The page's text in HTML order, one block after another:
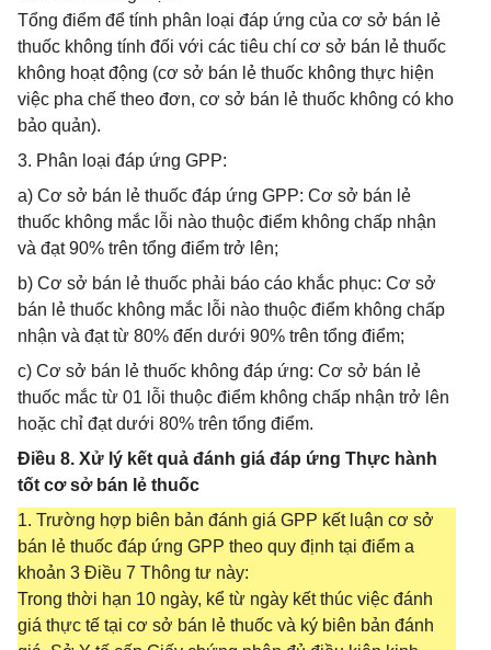
Tổng điểm để tính phân loại đáp ứng của cơ sở bán lẻ
thuốc không tính đối với các tiêu chí cơ sở bán lẻ thuốc
không hoạt động (cơ sở bán lẻ thuốc không thực hiện
việc pha chế theo đơn, cơ sở bán lẻ thuốc không có kho
bảo quản).
3. Phân loại đáp ứng GPP:
a) Cơ sở bán lẻ thuốc đáp ứng GPP: Cơ sở bán lẻ
thuốc không mắc lỗi nào thuộc điểm không chấp nhận
và đạt 90% trên tổng điểm trở lên;
b) Cơ sở bán lẻ thuốc phải báo cáo khắc phục: Cơ sở
bán lẻ thuốc không mắc lỗi nào thuộc điểm không chấp
nhận và đạt từ 80% đến dưới 90% trên tổng điểm;
c) Cơ sở bán lẻ thuốc không đáp ứng: Cơ sở bán lẻ
thuốc mắc từ 01 lỗi thuộc điểm không chấp nhận trở lên
hoặc chỉ đạt dưới 80% trên tổng điểm.
Điều 8. Xử lý kết quả đánh giá đáp ứng Thực hành
tốt cơ sở bán lẻ thuốc
1. Trường hợp biên bản đánh giá GPP kết luận cơ sở
bán lẻ thuốc đáp ứng GPP theo quy định tại điểm a
khoản 3 Điều 7 Thông tư này:
Trong thời hạn 10 ngày, kể từ ngày kết thúc việc đánh
giá thực tế tại cơ sở bán lẻ thuốc và ký biên bản đánh